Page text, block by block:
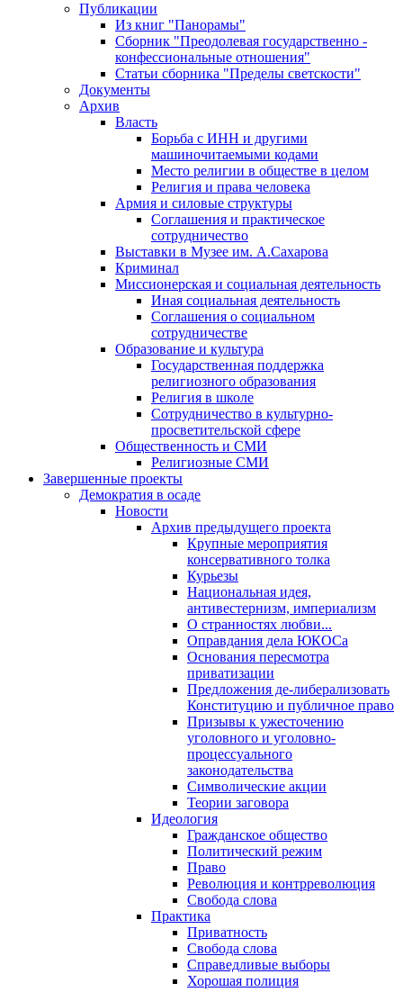
Публикации
Из книг "Панорамы"
Сборник "Преодолевая государственно -
конфессиональные отношения"
Статьи сборника "Пределы светскости"
Документы
Архив
Власть
Борьба с ИНН и другими
машиночитаемыми кодами
Место религии в обществе в целом
Религия и права человека
Армия и силовые структуры
Соглашения и практическое
сотрудничество
Выставки в Музее им. А.Сахарова
Криминал
Миссионерская и социальная деятельность
Иная социальная деятельность
Соглашения о социальном
сотрудничестве
Образование и культура
Государственная поддержка
религиозного образования
Религия в школе
Сотрудничество в культурно-
просветительской сфере
Общественность и СМИ
Религиозные СМИ
Завершенные проекты
Демократия в осаде
Новости
Архив предыдущего проекта
Крупные мероприятия
консервативного толка
Курьезы
Национальная идея,
антивестернизм, империализм
О странностях любви...
Оправдания дела ЮКОСа
Основания пересмотра
приватизации
Предложения де-либерализовать
Конституцию и публичное право
Призывы к ужесточению
уголовного и уголовно-
процессуального
законодательства
Символические акции
Теории заговора
Идеология
Гражданское общество
Политический режим
Право
Революция и контрреволюция
Свобода слова
Практика
Приватность
Свобода слова
Справедливые выборы
Хорошая полиция